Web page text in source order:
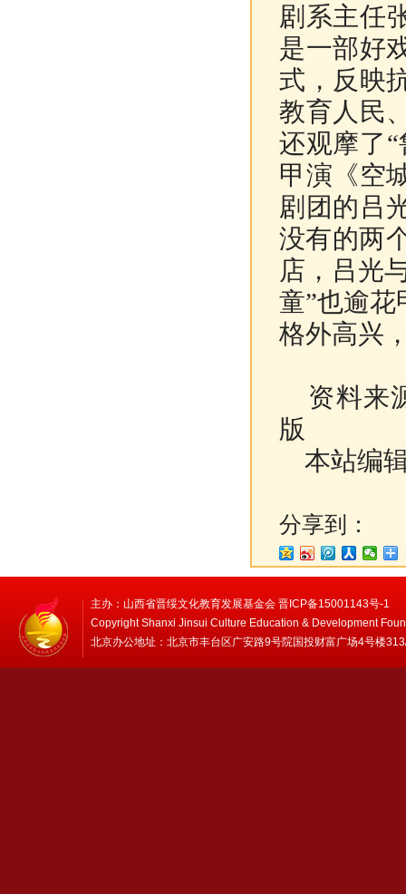
剧系主任
是一部好
式，反映
教育人民
还观摩了
甲演《空
剧团的吕
没有的两
店，吕光
童”也逾花
格外高兴
资料来
版
本站编
分享到：
主办：山西省晋绥文化教育发展基金会 晋ICP备15001143号-1
Copyright Shanxi Jinsui Culture Education & Development
北京办公地址：北京市丰台区广安路9号院国投财富广场4号楼